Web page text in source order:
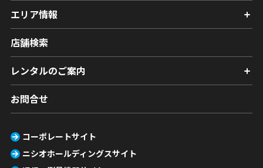
エリア情報
店舗検索
レンタルのご案内
お問合せ
コーポレートサイト
ニシオホールディングスサイト